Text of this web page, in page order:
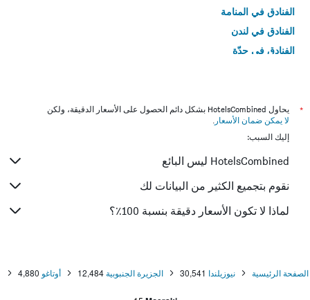
الفنادق في المنامة
الفنادق في لندن
الفنادق في جدّة
*
يحاول HotelsCombined بشكل دائم الحصول على الأسعار الدقيقة، ولكن
لا يمكن ضمان الأسعار .
إليك السبب:
HotelsCombined ليس البائع
نقوم بتجميع الكثير من البيانات لك
لماذا لا تكون الأسعار دقيقة بنسبة 100٪؟
الصفحة الرئيسية نيوزيلندا 30,541 الجزيرة الجنبوبية12,484 أوتاغو 4,880